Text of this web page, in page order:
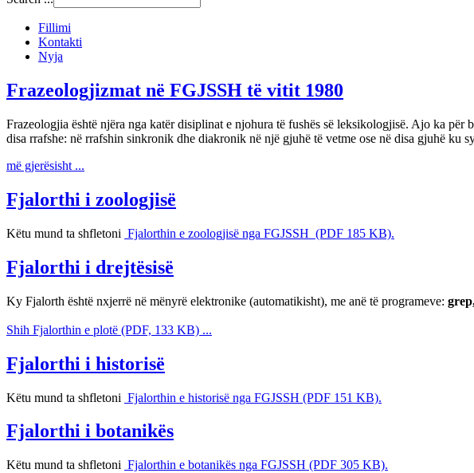
Fillimi
Kontakti
Nyja
Frazeologjizmat në FGJSSH të vitit 1980
Frazeologjia është njëra nga katër disiplinat e njohura të fushës së leksikologjisë. Ajo ka
disa rrafshe: në rrafshin sinkronik dhe diakronik në një gjuhë të vetme ose në disa gjuhë ku
më gjerësisht ...
Fjalorthi i zoologjisë
Këtu mund ta shfletoni Fjalorthin e zoologjisë nga FGJSSH (PDF 185 KB).
Fjalorthi i drejtësisë
Ky Fjalorth është nxjerrë në mënyrë elektronike (automatikisht), me anë të programeve:
Shih Fjalorthin e plotë (PDF, 133 KB) ...
Fjalorthi i historisë
Këtu mund ta shfletoni Fjalorthin e historisë nga FGJSSH (PDF 151 KB).
Fjalorthi i botanikës
Këtu mund ta shfletoni Fjalorthin e botanikës nga FGJSSH (PDF 305 KB).